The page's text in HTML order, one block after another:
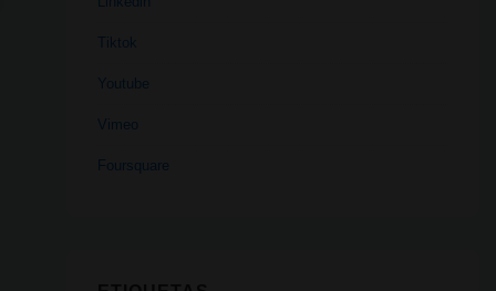
Tiktok
Youtube
Vimeo
Foursquare